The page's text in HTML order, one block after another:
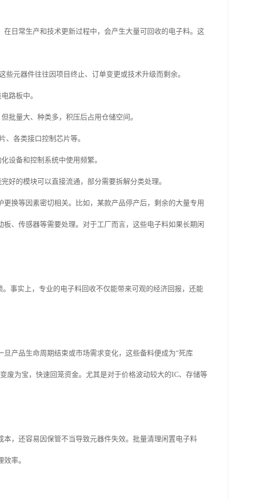
日常生产和技术更新过程中，会产生大量可回收的电子料。这
些元器件往往因项目终止、订单变更或技术升级而剩余。
路板中。
批量大、种类多，积压后占用仓储空间。
、各类接口控制芯片等。
设备和控制系统中使用频繁。
好的模块可以直接流通，部分需要拆解分类处理。
换等因素密切相关。比如，某款产品停产后，剩余的大量专用
、传感器等需要处理。对于工厂而言，这些电子料如果长期闲
事实上，专业的电子料回收不仅能带来可观的经济回报，还能
产品生命周期结束或市场需求变化，这些备料便成为“死库
废为宝，快速回笼资金。尤其是对于价格波动较大的IC、存储等
，还容易因保管不当导致元器件失效。批量清理闲置电子料
率。